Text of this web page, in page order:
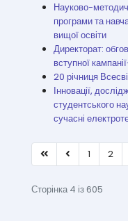
Науково-
програми та
вищої освіти
Директорат:
вступної
20 річниця
Інновації,
студентського
сучасні
1 2
Сторінка 4 із 605